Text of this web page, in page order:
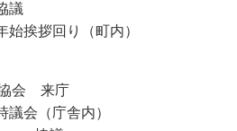
議
挨拶回り（町内）
会 来庁
会（庁舎内）